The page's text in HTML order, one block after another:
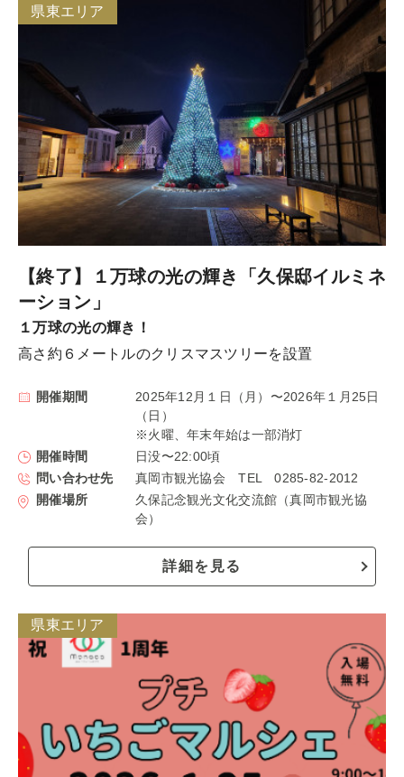
【終了】１万球の光の輝き「久保邸イルミネ
ーション」
県東エリア
１万球の光の輝き！
高さ約６メートルのクリスマスツリーを設置
開催期間
2025年12月１日（月）〜2026年１月25日
（日）
※火曜、年末年始は一部消灯
開催時間
日没〜22:00頃
問い合わせ先
真岡市観光協会 TEL 0285-82-2012
開催場所
久保記念観光文化交流館（真岡市観光協
会）
詳細を見る
県東エリア